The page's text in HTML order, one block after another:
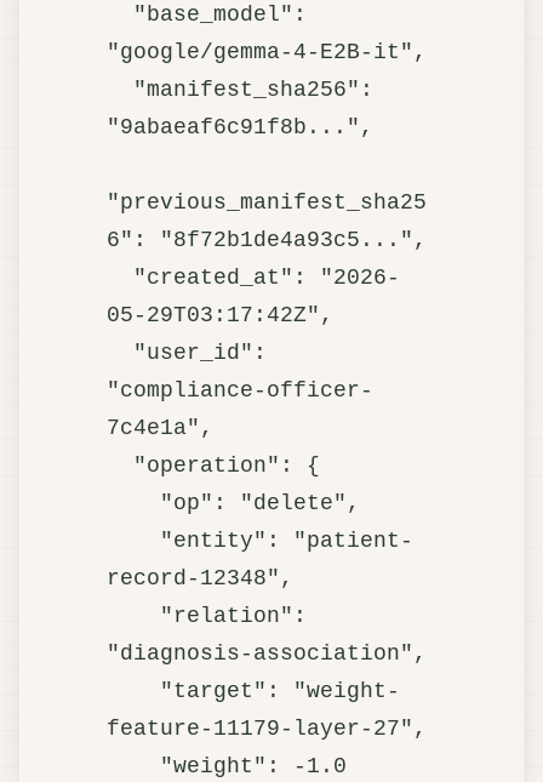
"google/gemma-4-E2B-it",
"9abaeaf6c91f8b...",
"previous_manifest_sha25
6": "8f72b1de4a93c5...",
05-29T03:17:42Z",
"compliance-officer-
7c4e1a",
record-12348",
"diagnosis-association",
feature-11179-layer-27",